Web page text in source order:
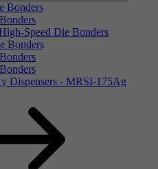
Bonders
Speed Die Bonders
Bonders
Dispensers - MRSI-175Ag